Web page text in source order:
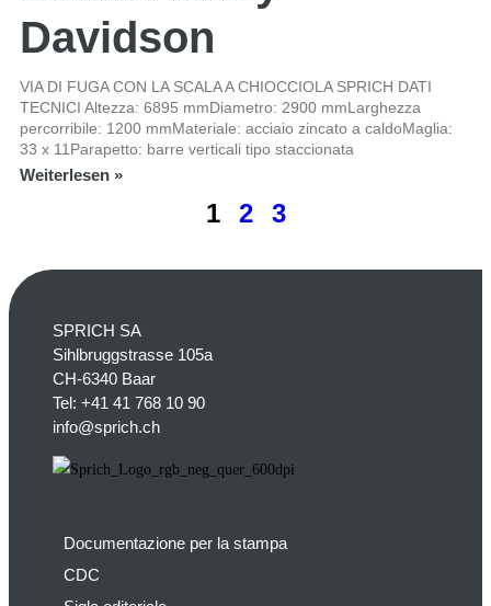
Davidson
VIA DI FUGA CON LA SCALA A CHIOCCIOLA SPRICH DATI
TECNICI Altezza: 6895 mmDiametro: 2900 mmLarghezza
percorribile: 1200 mmMateriale: acciaio zincato a caldoMaglia:
33 x 11Parapetto: barre verticali tipo staccionata
Weiterlesen »
1 2 3
SPRICH SA
Sihlbruggstrasse 105a
CH-6340 Baar
Tel: +41 41 768 10 90
info@sprich.ch
Documentazione per la stampa
CDC